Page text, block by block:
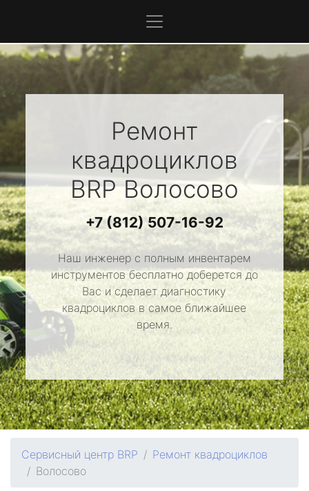
Ремонт
квадроциклов
BRPВолосово
+7 (812) 507-16-92
Наш инженер с полным инвентарем
инструментов бесплатно доберется до
Вас и сделает диагностику
квадроциклов в самое ближайшее
время.
Сервисный центр BRP
Ремонт квадроциклов
Волосово